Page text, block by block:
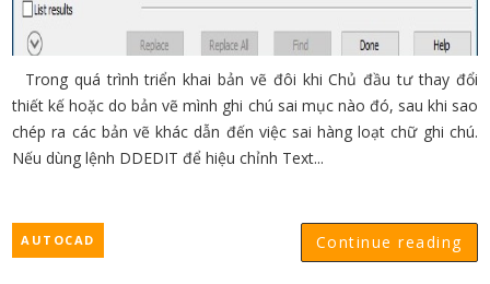
Trong quá trình triển khai bản vẽ đôi khi Chủ đầu tư thay đổi
thiết kế hoặc do bản vẽ mình ghi chú sai mục nào đó, sau khi sao
chép ra các bản vẽ khác dẫn đến việc sai hàng loạt chữ ghi chú.
Nếu dùng lệnh DDEDIT để hiệu chỉnh Text...
Continue reading
AUTOCAD